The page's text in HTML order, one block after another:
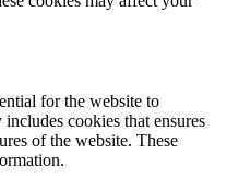
for the website to
cookies that ensures
of the website. These